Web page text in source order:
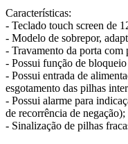
Características:
- Teclado touch screen de
- Modelo de sobrepor,
- Travamento da porta com
- Possui função de
- Possui entrada de
esgotamento das pilhas
- Possui alarme para
de recorrência de negação);
- Sinalização de pilhas